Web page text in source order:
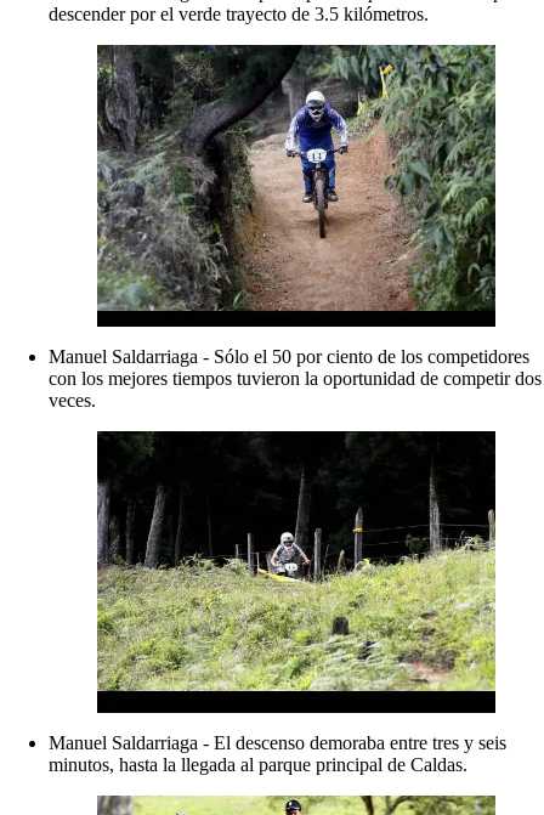
descender por el verde trayecto de 3.5 kilómetros.
Manuel Saldarriaga - Sólo el 50 por ciento de los competidores
con los mejores tiempos tuvieron la oportunidad de competir dos
veces.
Manuel Saldarriaga - El descenso demoraba entre tres y seis
minutos, hasta la llegada al parque principal de Caldas.